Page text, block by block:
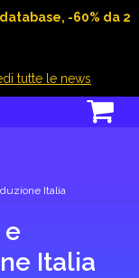
-60% da 2
tutte le news
Italia
e
Italia